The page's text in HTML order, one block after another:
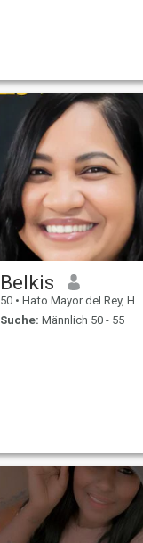
Belkis
50 • Hato Mayor del Rey, Hato Mayor, Dom. Rep.
Suche: Männlich 50 - 55